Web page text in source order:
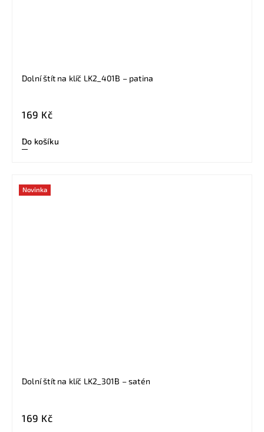
Dolní štít na klíč LK2_401B – patina
169 Kč
Do košíku
Novinka
Dolní štít na klíč LK2_301B – satén
169 Kč